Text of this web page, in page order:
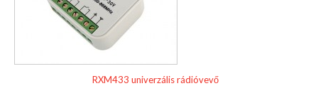
RXM433 univerzális rádióvevő